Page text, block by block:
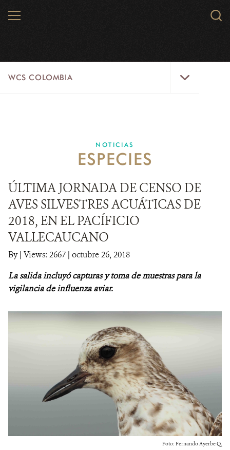
MENU
WCS COLOMBIA
EJES ESTRATÉGICOS
LÍNEAS DE ACCIÓN
MICROSITIOS
NOTICIAS
WCS VISUAL
ALIADOS Y ALIANZAS
COBERTURA EN MEDIOS DE COMUNICACIÓN
INFORME ANUAL WCS
MECANISMO DE ATENCIÓN DE QUEJAS Y RECLAMOS
DONA
NOTICIAS
ESPECIES
ÚLTIMA JORNADA DE CENSO DE
AVES SILVESTRES ACUÁTICAS DE
2018, EN EL PACÍFICIO
VALLECAUCANO
By| Views: 2667 | octubre 26, 2018
La salida incluyó capturas y toma de muestraspara la
vigilancia de influenza aviar.
Foto: Fernando Ayerbe Q.